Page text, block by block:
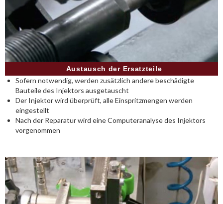
Austausch der Ersatzteile
Sofern notwendig, werden zusätzlich andere beschädigte
Bauteile des Injektors ausgetauscht
Der Injektor wird überprüft, alle Einspritzmengen werden
eingestellt
Nach der Reparatur wird eine Computeranalyse des Injektors
vorgenommen